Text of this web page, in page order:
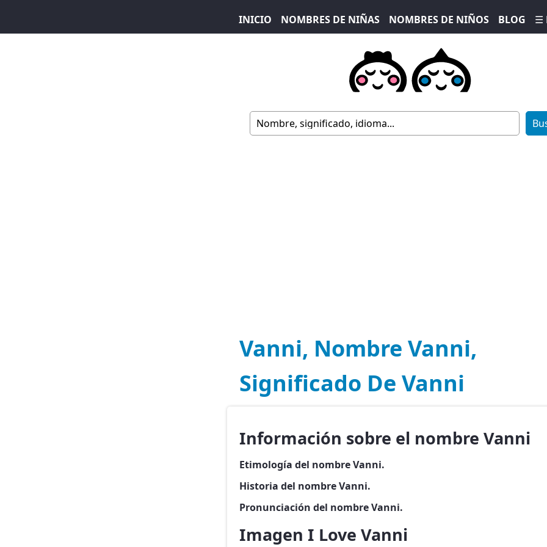
INICIO NOMBRES DE NIÑAS NOMBRES DE NIÑOS BLOG ☰
Vanni, Nombre Vanni,
Significado De Vanni
Información sobre el nombre Vanni
Etimología del nombre Vanni.
Historia del nombre Vanni.
Pronunciación del nombre Vanni.
Imagen I Love Vanni